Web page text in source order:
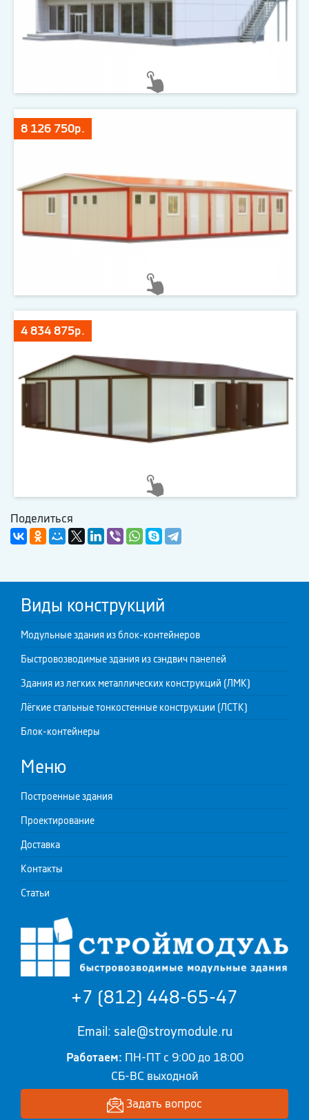
8 126 750р.
4 834 875р.
Поделиться
Виды конструкций
Модульные здания из блок-контейнеров
Быстровозводимые здания из сэндвич панелей
Здания из легких металлических конструкций (ЛМК)
Лёгкие стальные тонкостенные конструкции (ЛСТК)
Блок-контейнеры
Меню
Построенные здания
Проектирование
Доставка
Контакты
Статьи
+7 (812) 448-65-47
Email: sale@stroymodule.ru
Работаем: ПН-ПТ с 9:00 до 18:00
СБ-ВС выходной
Задать вопрос